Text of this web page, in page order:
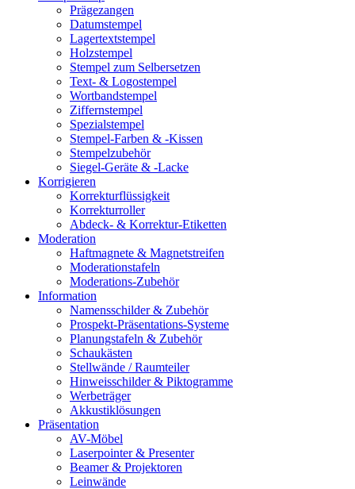
Prägezangen
Datumstempel
Lagertextstempel
Holzstempel
Stempel zum Selbersetzen
Text- & Logostempel
Wortbandstempel
Ziffernstempel
Spezialstempel
Stempel-Farben & -Kissen
Stempelzubehör
Siegel-Geräte & -Lacke
Korrigieren
Korrekturflüssigkeit
Korrekturroller
Abdeck- & Korrektur-Etiketten
Moderation
Haftmagnete & Magnetstreifen
Moderationstafeln
Moderations-Zubehör
Information
Namensschilder & Zubehör
Prospekt-Präsentations-Systeme
Planungstafeln & Zubehör
Schaukästen
Stellwände / Raumteiler
Hinweisschilder & Piktogramme
Werbeträger
Akkustiklösungen
Präsentation
AV-Möbel
Laserpointer & Presenter
Beamer & Projektoren
Leinwände